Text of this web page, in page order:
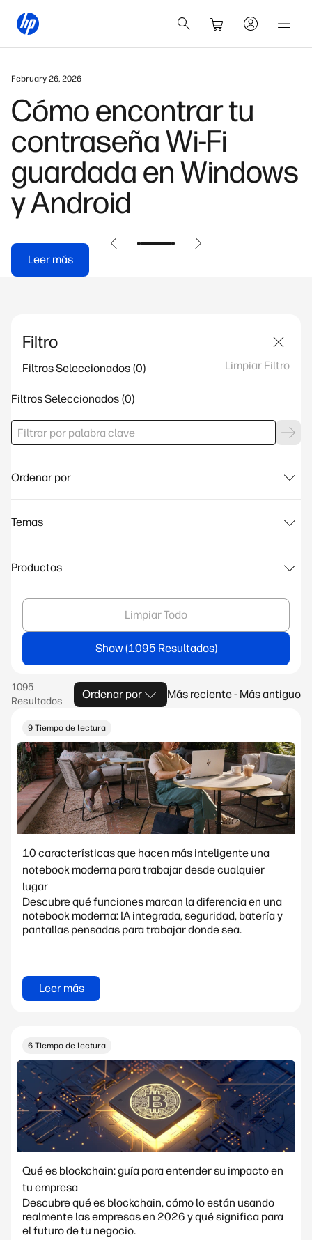
February 26, 2026
Cómo encontrar tu
contraseña Wi-Fi
guardada en Windows
y Android
Leer más
Filtro
Filtros Seleccionados Limpiar Filtro
Filtros Seleccionados
Ordenar por
Temas
Productos
Limpiar Todo
Show
Ordenar por Más reciente - Más antiguo
9 Tiempo de lectura
10 características que hacen más inteligente una
notebook moderna para trabajar desde cualquier
lugar
Descubre qué funciones marcan la diferencia en una
notebook moderna: IA integrada, seguridad, batería y
pantallas pensadas para trabajar donde sea.
Leer más
6 Tiempo de lectura
Qué es blockchain: guía para entender su impacto en
tu empresa
Descubre qué es blockchain, cómo lo están usando
realmente las empresas en 2026 y qué significa para
el futuro de tu negocio.